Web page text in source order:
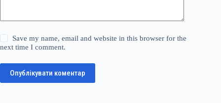
Save my name, email and website in this browser for the
next time I comment.
Опублікувати коментар